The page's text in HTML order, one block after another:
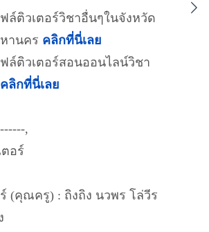
ล์ติวเตอร์วิชาอื่นๆในจังหวัด
านคร คลิกที่นี่เลย
ล์ติวเตอร์สอนออนไลน์วิชา
คลิกที่นี่เลย
,
อร์
(คุณครู) : ถิงถิง นวพร โล่วีร